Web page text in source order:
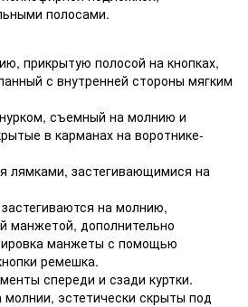
полосами.
прикрытую полосой на кнопках,
с внутренней стороны мягким
съемный на молнию и
в карманах на воротнике-
лямками, застегивающимися на
на молнию,
манжетой, дополнительно
манжеты с помощью
ремешка.
спереди и сзади куртки.
эстетически скрыты под